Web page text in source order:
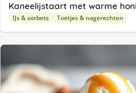
Kaneelijstaart met warme
IJs & sorbets Toetjes & nagerechten